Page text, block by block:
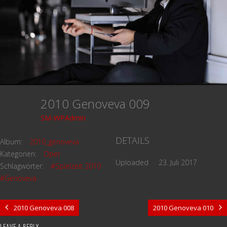
2010 Genoveva 009
SM-WPAdmin
Album:
2010_genoveva
Kategorien:
Oper
Schlagwörter:
#Spielzeit 2010
#Genoveva
DETAILS
Uploaded 23. Juli 2017
2010 Genoveva 008 2010 Genoveva 010